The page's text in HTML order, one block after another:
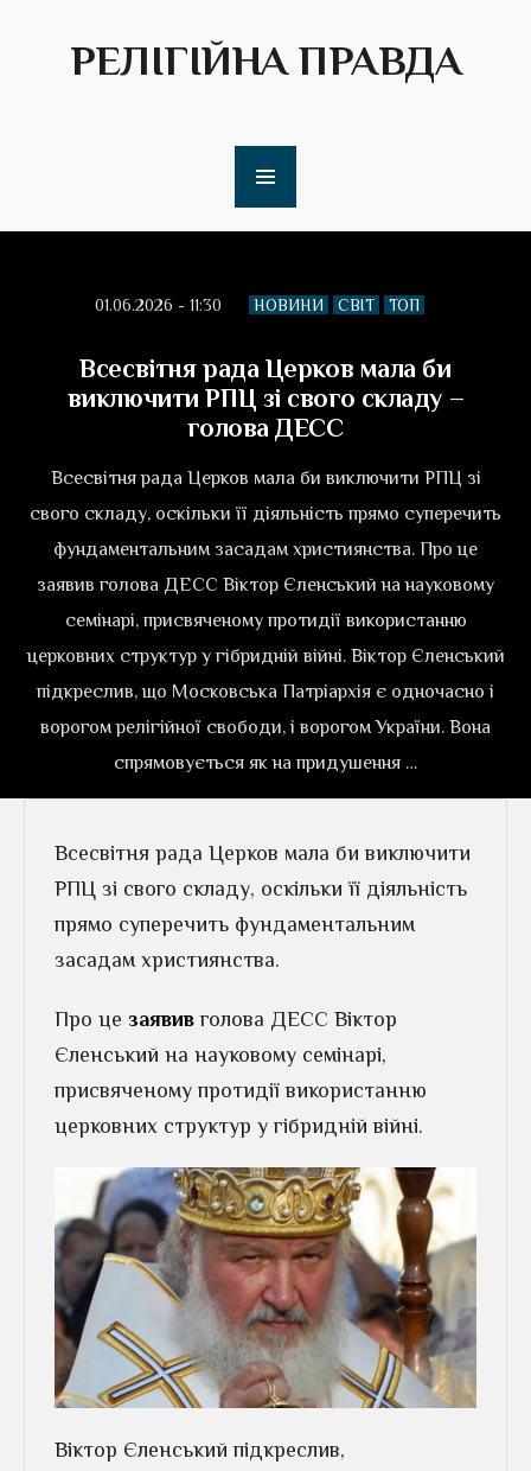
РЕЛІГІЙНА ПРАВДА
01.06.2026 - 11:30 НОВИНИ СВІТ ТОП
Всесвітня рада Церков мала би
виключити РПЦ зі свого складу –
голова ДЕСС
Всесвітня рада Церков мала би виключити РПЦ зі
свого складу, оскільки її діяльність прямо суперечить
фундаментальним засадам християнства. Про це
заявив голова ДЕСС Віктор Єленський на науковому
семінарі, присвяченому протидії використанню
церковних структур у гібридній війні. Віктор Єленський
підкреслив, що Московська Патріархія є одночасно і
ворогом релігійної свободи, і ворогом України. Вона
спрямовується як на придушення …
Всесвітня рада Церков мала би виключити
РПЦ зі свого складу, оскільки її діяльність
прямо суперечить фундаментальним
засадам християнства.
Про це заявив голова ДЕСС Віктор
Єленський на науковому семінарі,
присвяченому протидії використанню
церковних структур у гібридній війні.
Віктор Єленський підкреслив,